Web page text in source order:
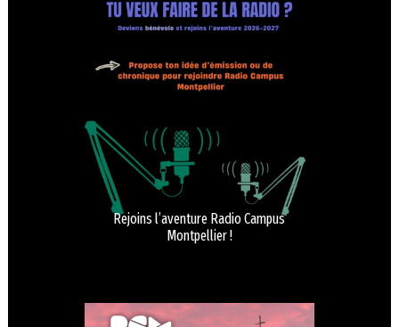
Rejoins l’aventure Radio Campus
Montpellier !